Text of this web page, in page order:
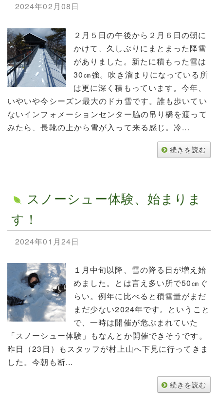
2024年02月08日
２月５日の午後から２月６日の朝に
かけて、久しぶりにまとまった降雪
がありました。新たに積もった雪は
30㎝強。吹き溜まりになっている所
は更に深く積もっています。今年、
いやいや今シーズン最大のドカ雪です。誰も歩いてい
ないインフォメーションセンター脇の吊り橋を渡って
みたら、長靴の上から雪が入って来る感じ。冷...
続きを読む
スノーシュー体験、始まりま
す！
2024年01月24日
１月中旬以降、雪の降る日が増え始
めました。とは言え多い所で50㎝ぐ
らい。例年に比べると積雪量がまだ
まだ少ない2024年です。ということ
で、一時は開催が危ぶまれていた
「スノーシュー体験」もなんとか開催できそうです。
昨日（23日）もスタッフが村上山へ下見に行ってきま
した。今朝も断...
続きを読む